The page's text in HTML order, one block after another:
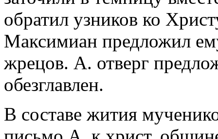
обратил узников ко
Максимиан предложил
жрецов. А. отверг
обезглавлен.
В составе жития